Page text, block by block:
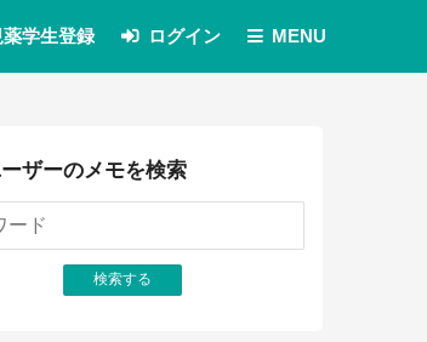
薬学生登録 ログイン MENU
ザーのメモを検索
検索する